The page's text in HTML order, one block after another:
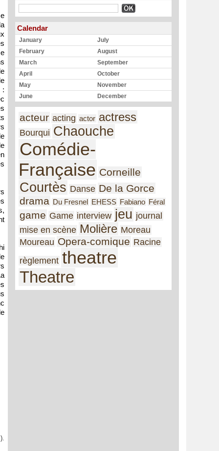
:
Calendar
January
February
March
April
May
June
July
August
September
October
November
December
acteur acting actor actress
Bourqui Chaouche
Comédie-
Française Corneille
Courtès Danse De la Gorce
drama Du Fresnel EHESS Fabiano Féral
game Game interview jeu journal
mise en scène Molière Moreau
Moureau Opera-comique Racine
règlement theatre
Theatre